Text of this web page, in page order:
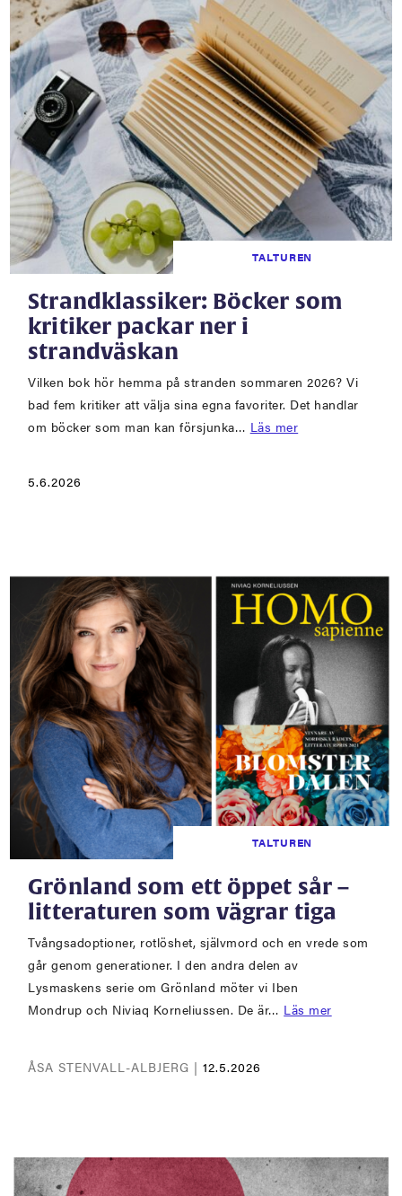
TALTUREN
Strandklassiker: Böcker som
kritiker packar ner i
strandväskan
Vilken bok hör hemma på stranden sommaren 2026? Vi
bad fem kritiker att välja sina egna favoriter. Det handlar
om böcker som man kan försjunka… Läs mer
5.6.2026
TALTUREN
Grönland som ett öppet sår –
litteraturen som vägrar tiga
Tvångsadoptioner, rotlöshet, självmord och en vrede som
går genom generationer. I den andra delen av
Lysmaskens serie om Grönland möter vi Iben
Mondrup och Niviaq Korneliussen. De är… Läs mer
ÅSA STENVALL-ALBJERG |12.5.2026